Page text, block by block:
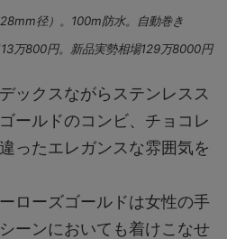
径）。100m防水。自動巻き
万800円。新品実勢相場129万8000円
ックスながらステンレスス
ールドのコンビ、チョコレ
ったエレガンスな雰囲気を
ローズゴールドは女性の手
ーンにおいても着けこなせ